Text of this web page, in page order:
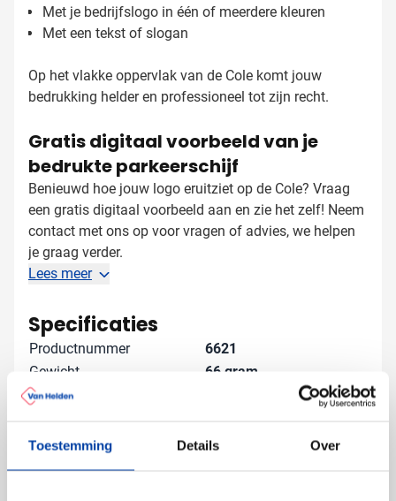
Toestemming Details Over
Met je bedrijfslogo in één of meerdere kleuren
Met een tekst of slogan
Op het vlakke oppervlak van de Cole komt jouw
bedrukking helder en professioneel tot zijn recht.
Gratis digitaal voorbeeld van je
bedrukte parkeerschijf
Benieuwd hoe jouw logo eruitziet op de Cole? Vraag
een gratis digitaal voorbeeld aan en zie het zelf! Neem
contact met ons op voor vragen of advies, we helpen
je graag verder.
Lees meer
Specificaties
Productnummer
6621
Gewicht
66 gram
Merk
Afmetingen
15.6 cm x 11.9 cm x 0.6